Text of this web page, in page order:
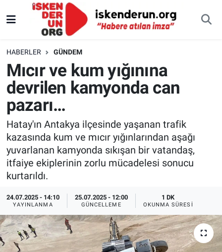
HABERLER GÜNDEM
Mıcır ve kum yığınına
devrilen kamyonda can
pazarı…
Hatay'ın Antakya ilçesinde yaşanan trafik
kazasında kum ve mıcır yığınlarından aşağı
yuvarlanan kamyonda sıkışan bir vatandaş,
itfaiye ekiplerinin zorlu mücadelesi sonucu
kurtarıldı.
24.07.2025 - 14:10
YAYINLANMA
25.07.2025 - 12:00
GÜNCELLEME
1 DK
OKUNMA SÜRESI